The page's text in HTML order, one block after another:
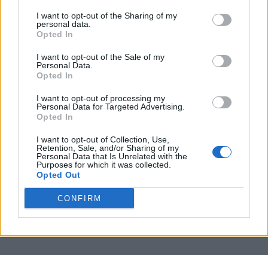
I want to opt-out of the Sharing of my
personal data.
Opted In
I want to opt-out of the Sale of my
Personal Data.
Opted In
I want to opt-out of processing my
Personal Data for Targeted Advertising.
Opted In
I want to opt-out of Collection, Use,
Retention, Sale, and/or Sharing of my
Personal Data that Is Unrelated with the
Purposes for which it was collected.
Opted Out
CONFIRM
piccolo (Es: $-5 > -7$)
$0$ è un numero neutro ed è maggiore di
un numero negativo e minore di un
numero positivo. Quindi $-n < 0 < +n$
Una volta che hai compreso cosa sono i
numeri relativi, puoi concentrarti prima
sulleoperazioni con numeri relativi
successivamente sulleespressioni
algebriche con numeri relativi